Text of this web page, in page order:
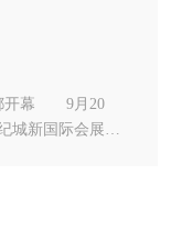
开幕 9月20
城新国际会展中